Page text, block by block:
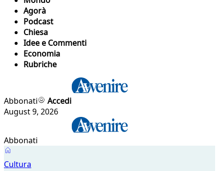
Agorà
Podcast
Chiesa
Idee e Commenti
Economia
Rubriche
Abbonati
Accedi
August 9, 2026
Abbonati
Cultura